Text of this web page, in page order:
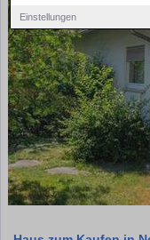
Einstellungen